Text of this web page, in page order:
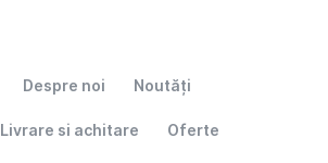
Despre noi Noutăți
Livrare si achitare Oferte